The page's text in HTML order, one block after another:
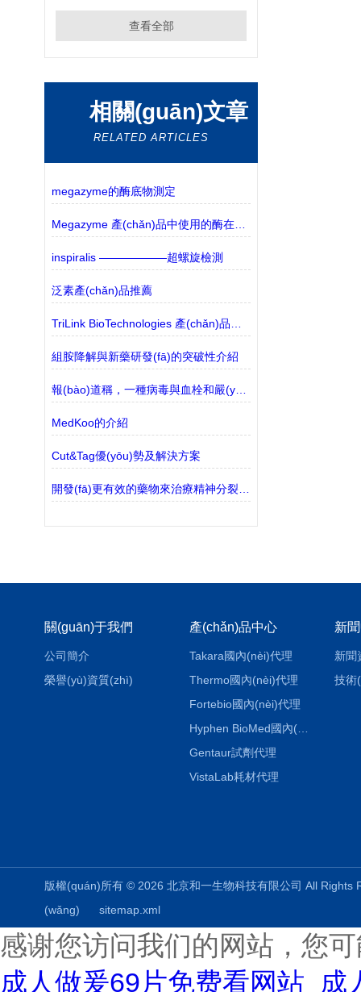
查看全部
相關(guān)文章
RELATED ARTICLES
megazyme的酶底物測定
Megazyme 產(chǎn)品中使用的酶在環(huán)境溫度下運(yùn)輸時(shí)是否穩(wěn)定？
inspiralis ——————超螺旋檢測
泛素產(chǎn)品推薦
組胺降解與新藥研發(fā)的突破性介紹
報(bào)道稱，一種病毒與血栓和嚴(yán)重的血小板減少癥有關(guān)
MedKoo的介紹
Cut&Tag優(yōu)勢及解決方案
開發(fā)更有效的藥物來治療精神分裂癥的衰弱癥狀
關(guān)于我們
公司簡介
榮譽(yù)資質(zhì)
產(chǎn)品中心
Takara國內(nèi)代理
Thermo國內(nèi)代理
Fortebio國內(nèi)代理
Hyphen BioMed國內(nèi)代理
Gentaur試劑代理
VistaLab耗材代理
新
新聞
技術
版權(quán)所有 © 2026 北京和一生物科技有限公司 All
(wǎng)
sitemap.xml
感谢您访问我们的网站，您
成人做爰69片免费看网站_